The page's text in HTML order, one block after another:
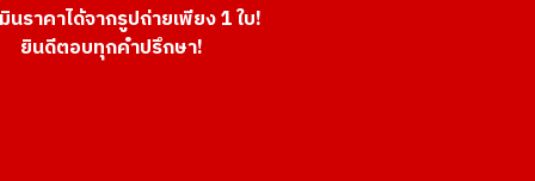
นราคาได้จากรูปถ่ายเพียง 1 ใบ!
ยินดีตอบทุกคำปรึกษา!